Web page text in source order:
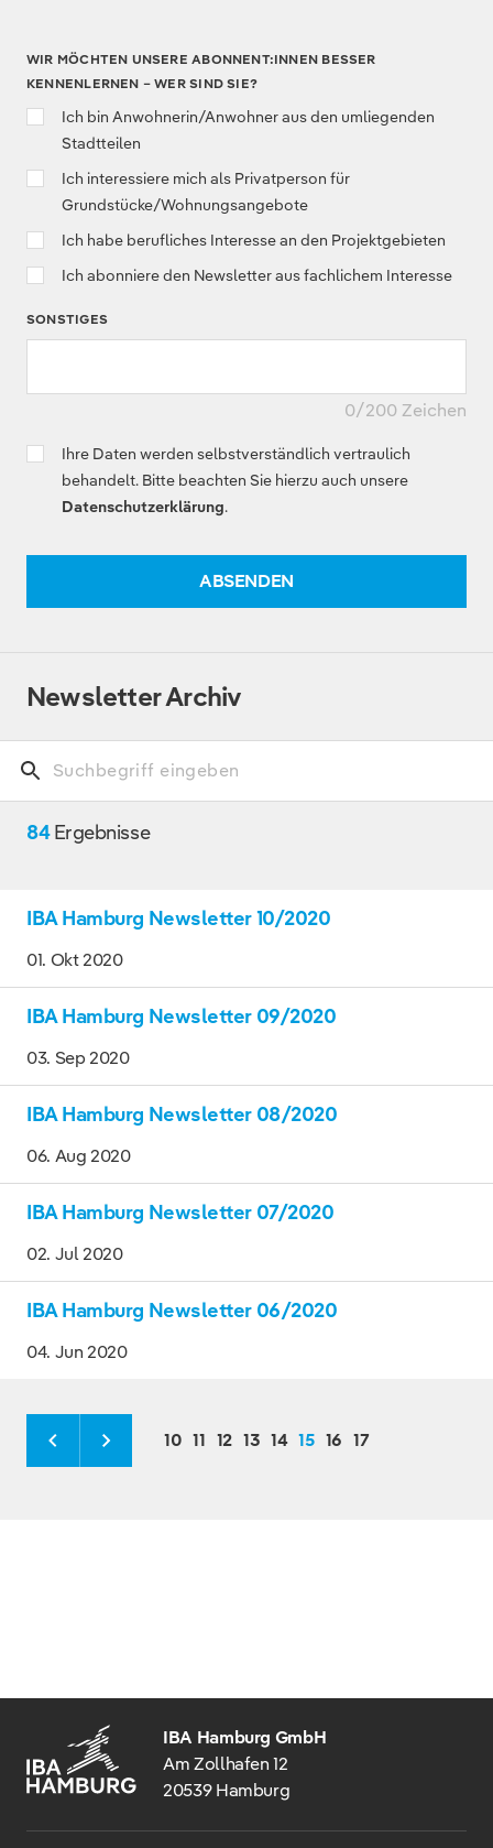
WIR MÖCHTEN UNSERE ABONNENT:INNEN BESSER
KENNENLERNEN – WER SIND SIE?
Ich bin Anwohnerin/Anwohner aus den umliegenden
Stadtteilen
Ich interessiere mich als Privatperson für
Grundstücke/Wohnungsangebote
Ich habe berufliches Interesse an den Projektgebieten
Ich abonniere den Newsletter aus fachlichem Interesse
SONSTIGES
0/200 Zeichen
Ihre Daten werden selbstverständlich vertraulich
behandelt. Bitte beachten Sie hierzu auch unsere
Datenschutzerklärung.
ABSENDEN
Newsletter Archiv
84Ergebnisse
IBA Hamburg Newsletter 10/2020
01. Okt 2020
IBA Hamburg Newsletter 09/2020
03. Sep 2020
IBA Hamburg Newsletter 08/2020
06. Aug 2020
IBA Hamburg Newsletter 07/2020
02. Jul 2020
IBA Hamburg Newsletter 06/2020
04. Jun 2020
10 11 12 13 14 15 16 17
IBA Hamburg GmbH
Am Zollhafen 12
20539 Hamburg